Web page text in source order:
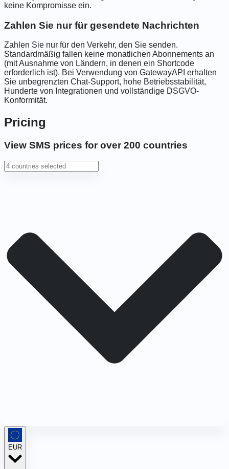
keine Kompromisse ein.
Zahlen Sie nur für gesendete Nachrichten
Zahlen Sie nur für den Verkehr, den Sie senden.
Standardmäßig fallen keine monatlichen Abonnements an
(mit Ausnahme von Ländern, in denen ein Shortcode
erforderlich ist). Bei Verwendung von GatewayAPI erhalten
Sie unbegrenzten Chat-Support, hohe Betriebsstabilität,
Hunderte von Integrationen und vollständige DSGVO-
Konformität.
Pricing
View SMS prices for over 200 countries
EUR